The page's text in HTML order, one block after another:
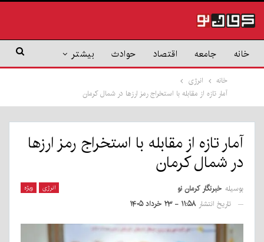
خانه جامعه اقتصاد حوادث بیشتر
خانه
انرژی
آمار تازه از مقابله با استخراج رمز ارزها در شمال کرمان
آمار تازه از مقابله با استخراج رمز ارزها
در شمال کرمان
انرژی ویژه بوسیله خبرنگار کرمان نو
تاریخ انتشار ۱۱:۵۸ - ۲۳ خرداد ۱۴۰۵